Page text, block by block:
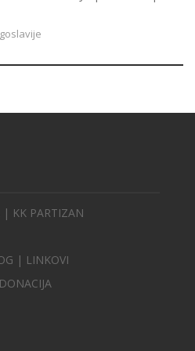
| KK PARTIZAN
| LINKOVI
DONACIJA